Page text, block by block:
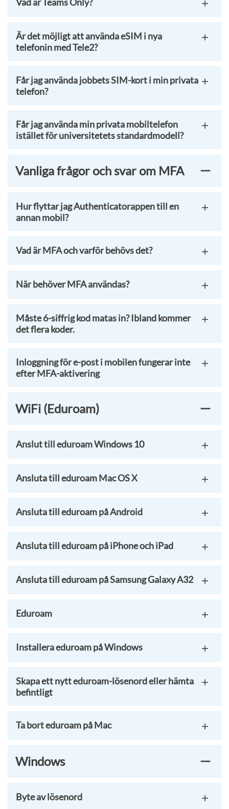
Är det möjligt att använda eSIM i nya
telefonin med Tele2?
Får jag använda jobbets SIM-kort i min privata
telefon?
Får jag använda min privata mobiltelefon
istället för universitetets standardmodell?
Vanliga frågor och svar om MFA
Hur flyttar jag Authenticatorappen till en
annan mobil?
Vad är MFA och varför behövs det?
När behöver MFA användas?
Måste 6-siffrig kod matas in? Ibland kommer
det flera koder.
Inloggning för e-post i mobilen fungerar inte
efter MFA-aktivering
WiFi (Eduroam)
Anslut till eduroam Windows 10
Ansluta till eduroam Mac OS X
Ansluta till eduroam på Android
Ansluta till eduroam på iPhone och iPad
Ansluta till eduroam på Samsung Galaxy A32
Eduroam
Installera eduroam på Windows
Skapa ett nytt eduroam-lösenord eller hämta
befintligt
Ta bort eduroam på Mac
Windows
Byte av lösenord